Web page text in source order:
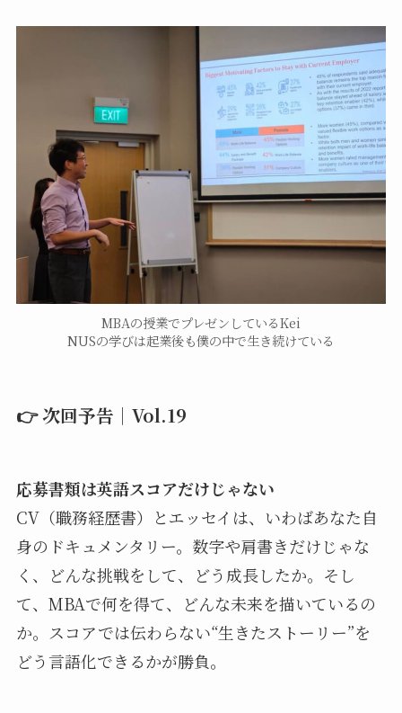
MBAの授業でプレゼンしているKei
NUSの学びは起業後も僕の中で生き続けている
👉 次回予告｜Vol.19
応募書類は英語スコアだけじゃない
CV（職務経歴書）とエッセイは、いわばあなた自
身のドキュメンタリー。数字や肩書きだけじゃな
く、どんな挑戦をして、どう成長したか。そし
て、MBAで何を得て、どんな未来を描いているの
か。スコアでは伝わらない“生きたストーリー”を
どう言語化できるかが勝負。